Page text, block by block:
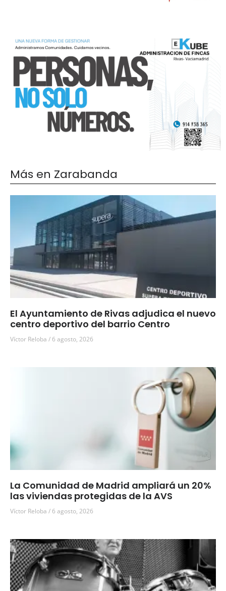
Más en Zarabanda
El Ayuntamiento de Rivas adjudica el nuevo
centro deportivo del barrio Centro
Víctor Reloba 6 agosto, 2026
La Comunidad de Madrid ampliará un 20%
las viviendas protegidas de la AVS
Víctor Reloba 6 agosto, 2026